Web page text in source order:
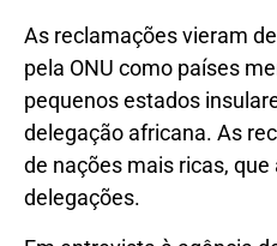
As reclamações vieram
pela ONU como países
pequenos estados
delegação africana. As
de nações mais ricas,
delegações.